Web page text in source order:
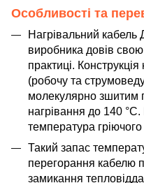
Особливості та
Нагрівальний кабель
виробника довів свою
практиці.
(робочу та
молекулярно зшитим
нагрівання до 140
температура
Такий запас
перегорання кабелю
замикання